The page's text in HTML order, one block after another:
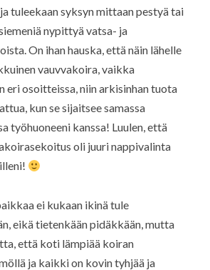
tuleekaan syksyn mittaan pestyä tai
nypittyä vatsa- ja
On ihan hauska, että näin lähelle
vauvvakoira, vaikka
eri osoitteissa, niin arkisinhan tuota
kun se sijaitsee samassa
työhuoneeni kanssa! Luulen, että
oli juuri nappivalinta
ei kukaan ikinä tule
eikä tietenkään pidäkkään, mutta
että koti lämpiää koiran
ja kaikki on kovin tyhjää ja